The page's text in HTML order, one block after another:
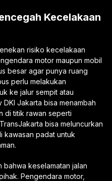
Kecelakaan
risiko kecelakaan
motor maupun mobil
besar agar punya ruang
perlu melakukan
ke jalur sempit atau
Jakarta bisa menambah
di titik rawan seperti
bisa meluncurkan
kawasan padat untuk
bahwa keselamatan jalan
Pengendara motor,